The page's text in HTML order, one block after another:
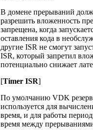
В домене прерываний
разрешить вложенность
запрещена, когда
оставления кода в
другие ISR не смогут
ISR, который запретил
потенциально снижает
[Timer ISR]
По умолчанию VDK
используется для
время, и для работы
время между